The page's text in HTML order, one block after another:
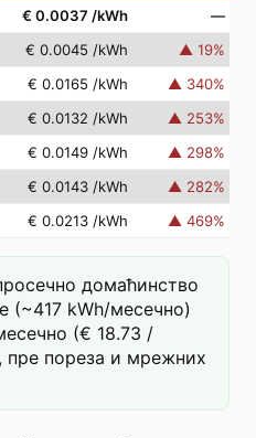
€ 0.0037 /kWh
—
€ 0.0045 /kWh ▲ 19%
€ 0.0165 /kWh ▲ 340%
€ 0.0132 /kWh ▲ 253%
€ 0.0149 /kWh ▲ 298%
€ 0.0143 /kWh ▲ 282%
€ 0.0213 /kWh ▲ 469%
домаћинство
(~417 kWh/месечно)
(€ 18.73 /
пре пореза и мрежних